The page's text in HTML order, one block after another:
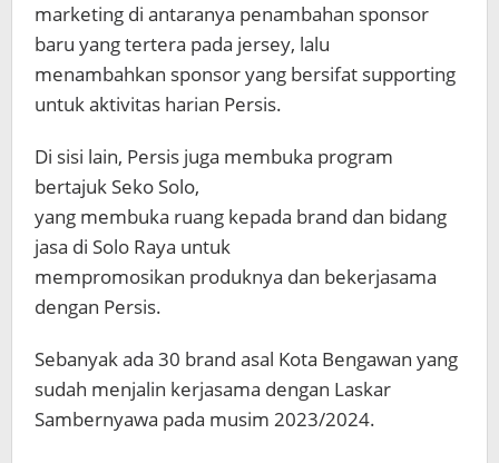
marketing di antaranya penambahan sponsor
baru yang tertera pada jersey, lalu
menambahkan sponsor yang bersifat supporting
untuk aktivitas harian Persis.
Di sisi lain, Persis juga membuka program
bertajuk Seko Solo,
yang membuka ruang kepada brand dan bidang
jasa di Solo Raya untuk
mempromosikan produknya dan bekerjasama
dengan Persis.
Sebanyak ada 30 brand asal Kota Bengawan yang
sudah menjalin kerjasama dengan Laskar
Sambernyawa pada musim 2023/2024.